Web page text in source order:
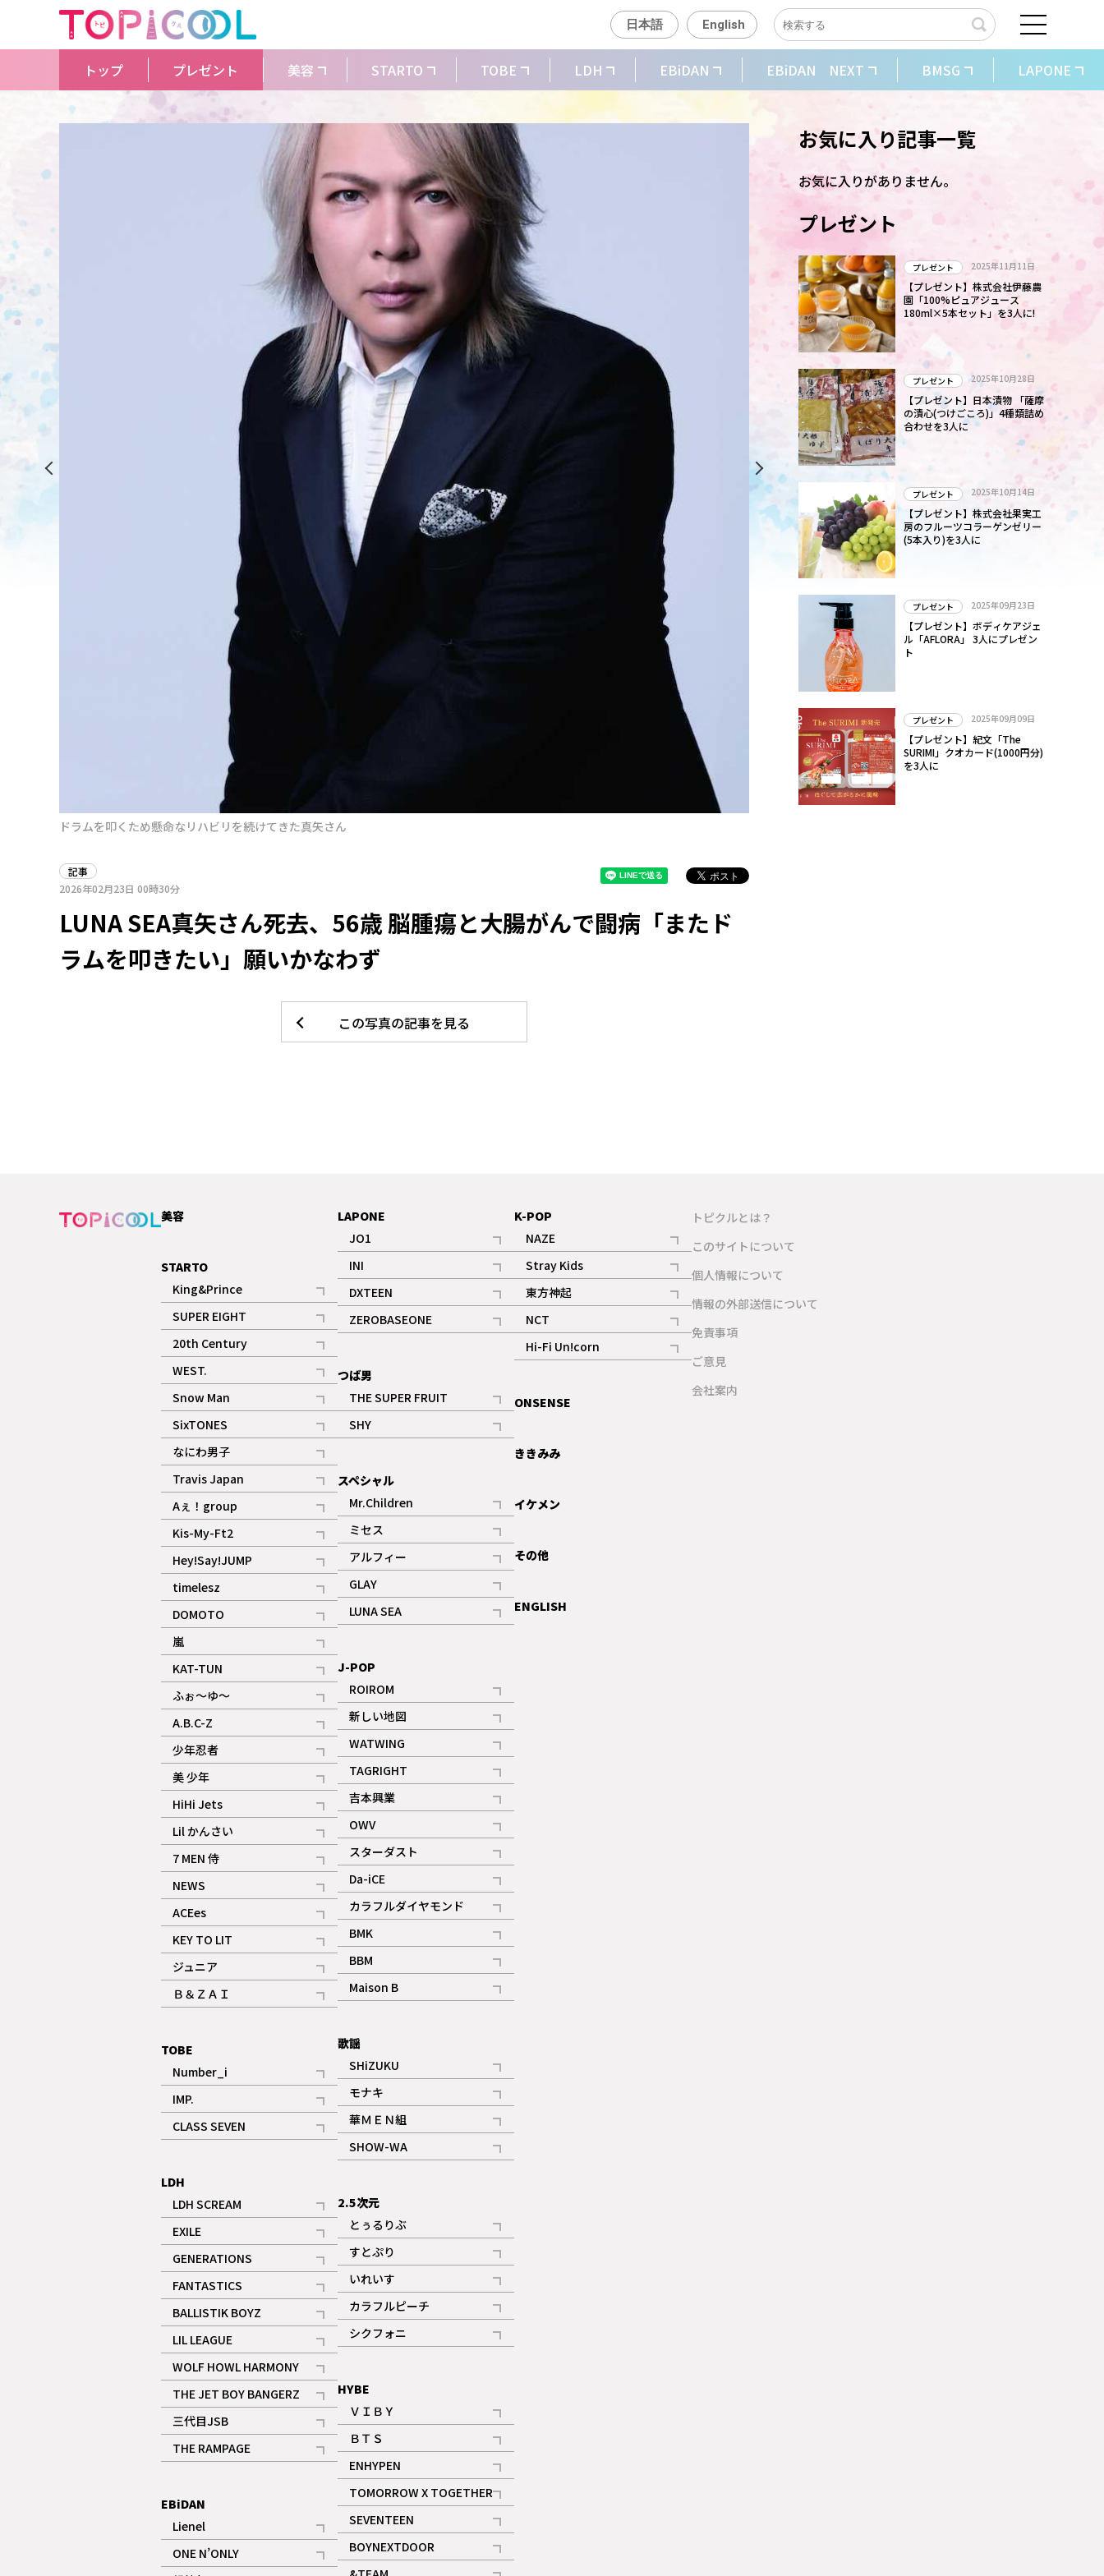
日本語 English
トップ プレゼント 美容 STARTO TOBE LDH EBiDAN EBiDAN NEXT BMSG LAPONE
ドラムを叩くため懸命なリハビリを続けてきた真矢さん
記事
2026年02月23日 00時30分
LUNA SEA真矢さん死去、56歳 脳腫瘍と大腸がんで闘病「またド
ラムを叩きたい」願いかなわず
この写真の記事を見る
お気に入り記事一覧
お気に入りがありません。
プレゼント
プレゼント 2025年11月11日
【プレゼント】株式会社伊藤農
園「100%ピュアジュース
180ml×5本セット」を3人に!
プレゼント 2025年10月28日
【プレゼント】日本漬物 「薩摩
の漬心(つけごころ)」4種類詰め
合わせを3人に
プレゼント 2025年10月14日
【プレゼント】株式会社果実工
房のフルーツコラーゲンゼリー
(5本入り)を3人に
プレゼント 2025年09月23日
【プレゼント】ボディケアジェ
ル「AFLORA」 3人にプレゼン
ト
プレゼント 2025年09月09日
【プレゼント】紀文「The
SURIMI」クオカード(1000円分)
を3人に
美容
STARTO
King&Prince
記事
SUPER EIGHT
記事
20th Century
記事
WEST.
記事
Snow Man
記事
ギャラリー
SixTONES
記事
ギャラリー
なにわ男子
記事
Travis Japan
記事
Aぇ！group
記事
Kis-My-Ft2
記事
ギャラリー
Hey!Say!JUMP
記事
timelesz
記事
DOMOTO
記事
嵐
記事
KAT-TUN
記事
ふぉ～ゆ～
記事
A.B.C-Z
記事
ギャラリー
少年忍者
記事
美 少年
記事
HiHi Jets
記事
Lil かんさい
記事
7 MEN 侍
記事
NEWS
記事
ACEes
記事
KEY TO LIT
記事
ジュニア
記事
Ｂ＆ＺＡＩ
記事
TOBE
Number_i
記事
IMP.
記事
CLASS SEVEN
記事
LDH
LDH SCREAM
記事
EXILE
記事
GENERATIONS
記事
FANTASTICS
記事
BALLISTIK BOYZ
記事
LIL LEAGUE
記事
WOLF HOWL HARMONY
記事
THE JET BOY BANGERZ
記事
三代目JSB
記事
THE RAMPAGE
記事
EBiDAN
Lienel
記事
ONE N’ONLY
記事
LAPONE
JO1
記事
ギャラリー
INI
記事
ギャラリー
DXTEEN
記事
ギャラリー
ZEROBASEONE
記事
つば男
THE SUPER FRUIT
記事
ギャラリー
SHY
記事
スペシャル
Mr.Children
記事
ミセス
記事
アルフィー
記事
GLAY
記事
LUNA SEA
記事
J-POP
ROIROM
記事
新しい地図
記事
WATWING
記事
TAGRIGHT
記事
吉本興業
記事
OWV
記事
ギャラリー
スターダスト
記事
Da-iCE
記事
カラフルダイヤモンド
記事
BMK
記事
ギャラリー
BBM
記事
ギャラリー
Maison B
記事
歌謡
SHiZUKU
記事
モナキ
記事
華ＭＥＮ組
記事
SHOW-WA
記事
2.5次元
とぅるりぶ
記事
すとぷり
記事
ギャラリー
いれいす
記事
ギャラリー
カラフルピーチ
記事
シクフォニ
記事
HYBE
ＶＩＢＹ
記事
ＢＴＳ
記事
ENHYPEN
記事
TOMORROW X TOGETHER
記事
ギャラリー
SEVENTEEN
記事
BOYNEXTDOOR
記事
K-POP
NAZE
記事
Stray Kids
記事
東方神起
記事
NCT
記事
Hi-Fi Un!corn
記事
ONSENSE
ききみみ
イケメン
その他
ENGLISH
トピクルとは？
このサイトについて
個人情報について
情報の外部送信について
免責事項
ご意見
会社案内